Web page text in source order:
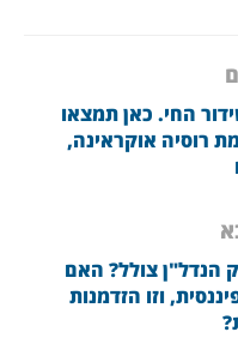
החי. כאן תמצאו
רוסיה אוקראינה,
הנדל"ן צולל? האם
וזו הזדמנות